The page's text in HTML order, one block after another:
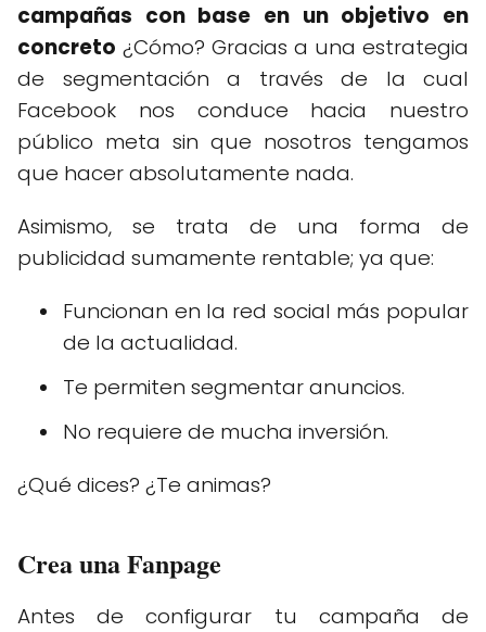
campañas con base en un objetivo en
concreto ¿Cómo? Gracias a una estrategia
de segmentación a través de la cual
Facebook nos conduce hacia nuestro
público meta sin que nosotros tengamos
que hacer absolutamente nada.
Asimismo, se trata de una forma de
publicidad sumamente rentable; ya que:
Funcionan en la red social más popular
de la actualidad.
Te permiten segmentar anuncios.
No requiere de mucha inversión.
¿Qué dices? ¿Te animas?
Crea una Fanpage
Antes de configurar tu campaña de